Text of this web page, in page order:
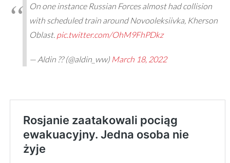
On one instance Russian Forces almost had collision
with scheduled train around Novooleksiivka, Kherson
Oblast. pic.twitter.com/OhM9FhPDkz
— Aldin ?? (@aldin_ww) March 18, 2022